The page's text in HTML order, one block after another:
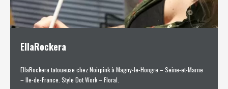
EllaRockera
EllaRockera tatoueuse chez Noirpink à Magny-le-Hongre – Seine-et-Marne
– Ile-de-France. Style Dot Work – Floral.